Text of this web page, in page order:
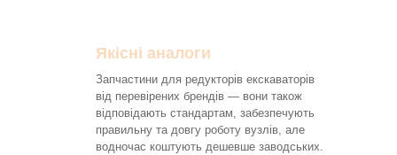
Якісні аналоги
Запчастини для редукторів екскаваторів
від перевірених брендів — вони також
відповідають стандартам, забезпечують
правильну та довгу роботу вузлів, але
водночас коштують дешевше заводських.